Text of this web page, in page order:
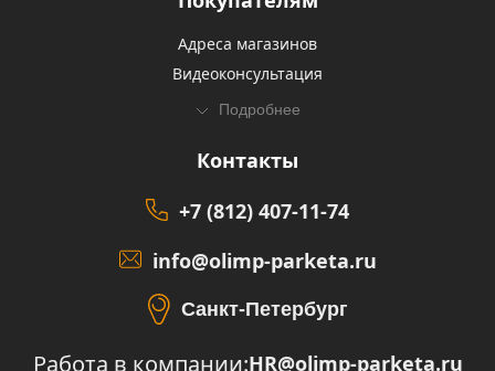
Адреса магазинов
Видеоконсультация
Подробнее
Контакты
+7 (812) 407-11-74
info@olimp-parketa.ru
Санкт-Петербург
Работа в компании:HR@olimp-parketa.ru